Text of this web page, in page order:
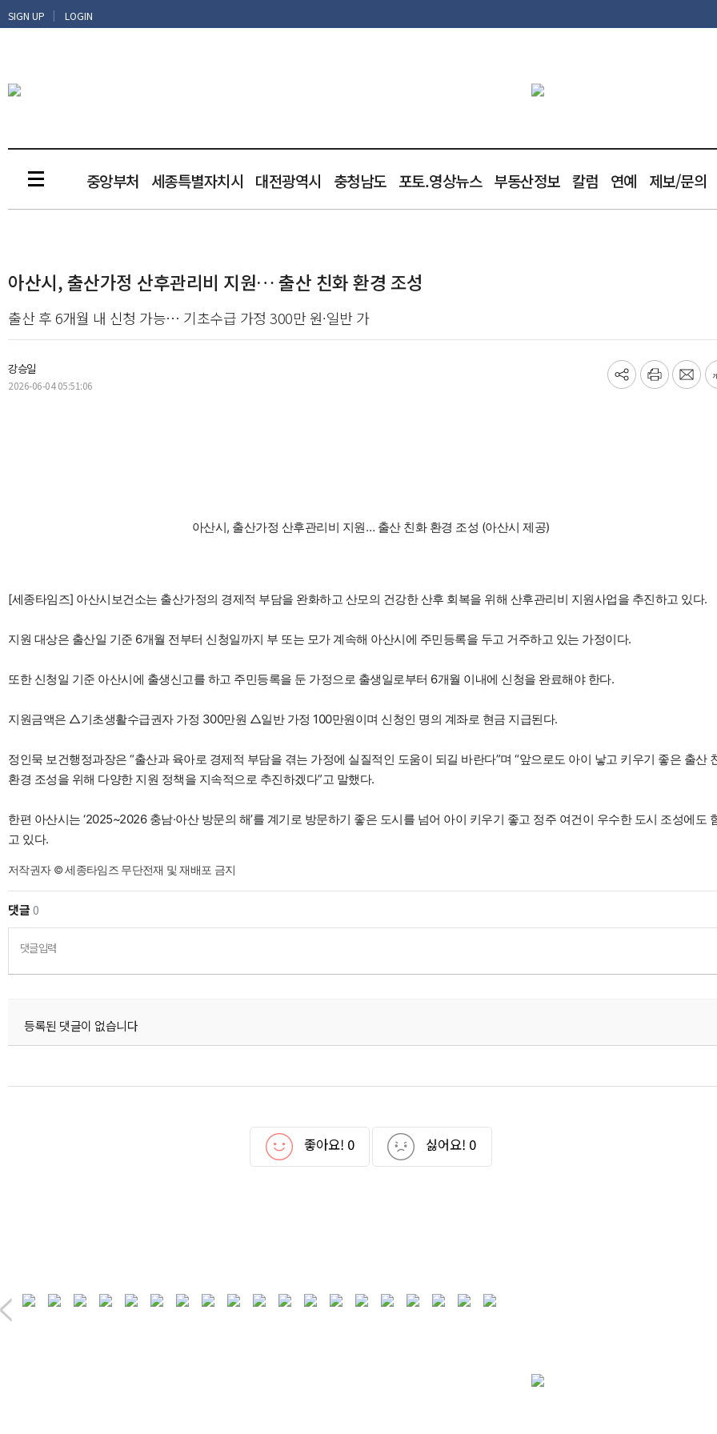
SIGN UP | LOGIN
중앙부처 세종특별자치시 대전광역시 충청남도 포토.영상뉴스 부동산정보 칼럼 연예 제보/문의
아산시, 출산가정 산후관리비 지원… 출산 친화 환경 조성
출산 후 6개월 내 신청 가능… 기초수급 가정 300만 원·일반 가
강승일
2026-06-04 05:51:06
기
프
메
아산시, 출산가정 산후관리비 지원… 출산 친화 환경 조성 (아산시 제공)
[세종타임즈] 아산시보건소는 출산가정의 경제적 부담을 완화하고 산모의 건강한 산후 회복을 위해 산후관리비 지원사업을 추진하고 있다.
지원 대상은 출산일 기준 6개월 전부터 신청일까지 부 또는 모가 계속해 아산시에 주민등록을 두고 거주하고 있는 가정이다.
또한 신청일 기준 아산시에 출생신고를 하고 주민등록을 둔 가정으로 출생일로부터 6개월 이내에 신청을 완료해야 한다.
지원금액은 △기초생활수급권자 가정 300만원 △일반 가정 100만원이며 신청인 명의 계좌로 현금 지급된다.
정인묵 보건행정과장은 “출산과 육아로 경제적 부담을 겪는 가정에 실질적인 도움이 되길 바란다”며 “앞으로도 아이 낳고 키우기 좋은 출산
환경 조성을 위해 다양한 지원 정책을 지속적으로 추진하겠다”고 말했다.
한편 아산시는 ‘2025~2026 충남·아산 방문의 해’를 계기로 방문하기 좋은 도시를 넘어 아이 키우기 좋고 정주 여건이 우수한 도시 조성에도
고 있다.
저작권자 © 세종타임즈 무단전재 및 재배포 금지
댓글0
댓글입력
등록된 댓글이 없습니다
좋아요! 0 싫어요! 0